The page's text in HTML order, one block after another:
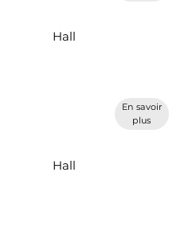
Hall
En savoir
plus
Hall